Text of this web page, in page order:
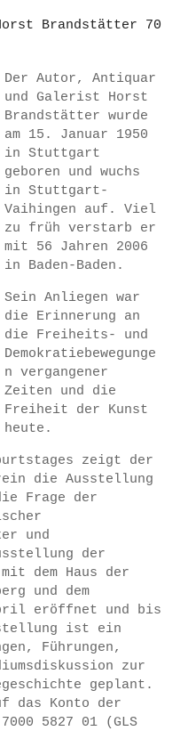
Brandstätter 70
Der Autor, Antiquar
und Galerist Horst
Brandstätter wurde
am 15. Januar 1950
in Stuttgart
geboren und wuchs
in Stuttgart-
Vaihingen auf. Viel
zu früh verstarb er
mit 56 Jahren 2006
in Baden-Baden.
Sein Anliegen war
die Erinnerung an
die Freiheits- und
Demokratiebewegunge
n vergangener
Zeiten und die
Freiheit der Kunst
heute.
zeigt der
die Ausstellung
Frage der
und
der
dem Haus der
und dem
eröffnet und bis
ist ein
Führungen,
zur
geplant.
das Konto der
5827 01 (GLS